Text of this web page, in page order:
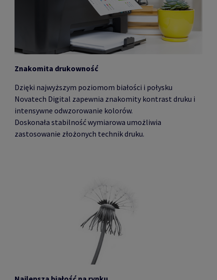
Znakomita drukowność
Dzięki najwyższym poziomom białości i połysku
Novatech Digital zapewnia znakomity kontrast druku i
intensywne odwzorowanie kolorów.
Doskonała stabilność wymiarowa umożliwia
zastosowanie złożonych technik druku.